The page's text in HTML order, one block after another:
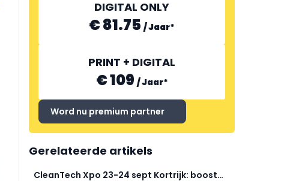
DIGITAL ONLY
€ 81.75 /Jaar*
PRINT + DIGITAL
€ 109 /Jaar*
Word nu premium partner
Gerelateerde artikels
CleanTech Xpo 23-24 sept Kortrijk: boost